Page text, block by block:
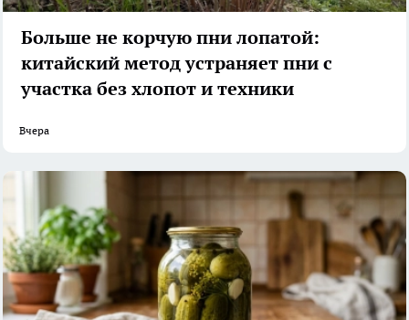
Больше не корчую пни лопатой:
китайский метод устраняет пни с
участка без хлопот и техники
Вчера